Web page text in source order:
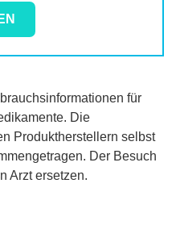
für
Die
Produktherstellern selbst
Der Besuch
Arzt ersetzen.